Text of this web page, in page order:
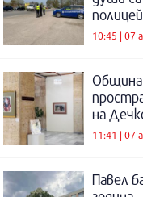
10:45 | 07
Община
на
11:41 | 07
Павел